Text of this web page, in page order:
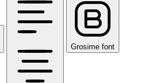
Grosime font